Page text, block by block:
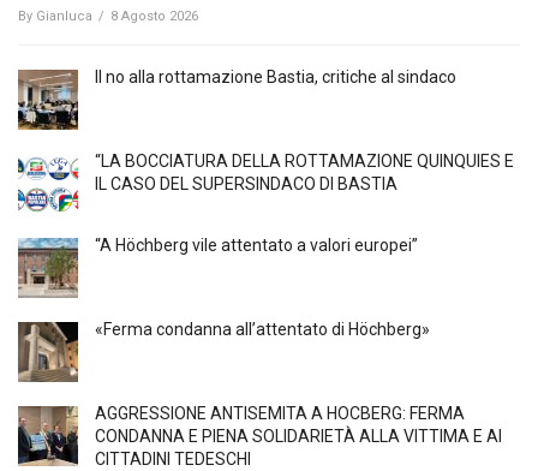
By Gianluca / 8 Agosto 2026
Il no alla rottamazione Bastia, critiche al sindaco
“LA BOCCIATURA DELLA ROTTAMAZIONE QUINQUIES E
IL CASO DEL SUPERSINDACO DI BASTIA
“A Höchberg vile attentato a valori europei”
«Ferma condanna all’attentato di Höchberg»
AGGRESSIONE ANTISEMITA A HÖCBERG: FERMA
CONDANNA E PIENA SOLIDARIETÀ ALLA VITTIMA E AI
CITTADINI TEDESCHI